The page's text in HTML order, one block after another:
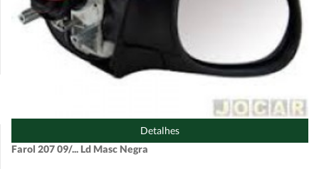
Detalhes
Farol 207 09/... Ld Masc Negra